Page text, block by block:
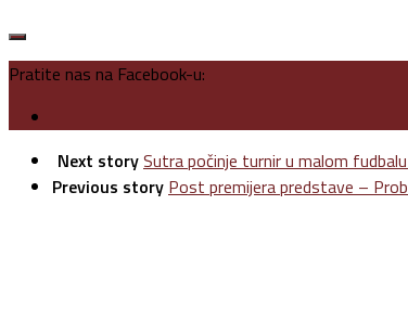
Pratite nas na Facebook-u:
Next storySutra počinje turnir u malom
Previous story Post premijera predstave –